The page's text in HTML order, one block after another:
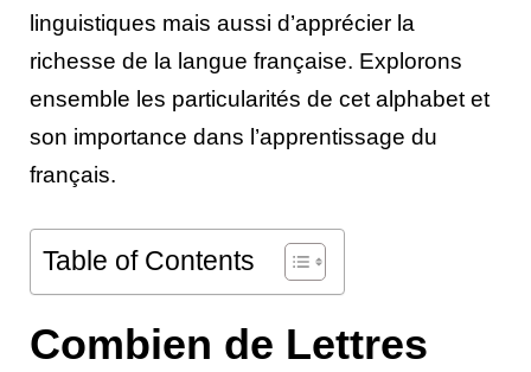
linguistiques mais aussi d’apprécier la
richesse de la langue française. Explorons
ensemble les particularités de cet alphabet et
son importance dans l’apprentissage du
français.
Table of Contents
Combien de Lettres